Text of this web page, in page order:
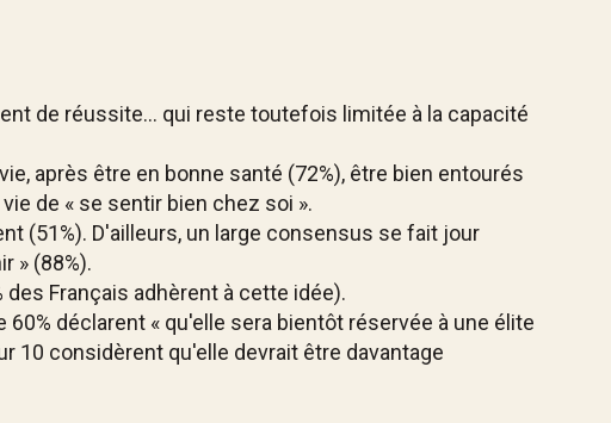
de réussite... qui reste toutefois limitée à la capacité
après être en bonne santé (72%), être bien entourés
de « se sentir bien chez soi ».
(51%). D'ailleurs, un large consensus se fait jour
» (88%).
Français adhèrent à cette idée).
déclarent « qu'elle sera bientôt réservée à une élite
10 considèrent qu'elle devrait être davantage